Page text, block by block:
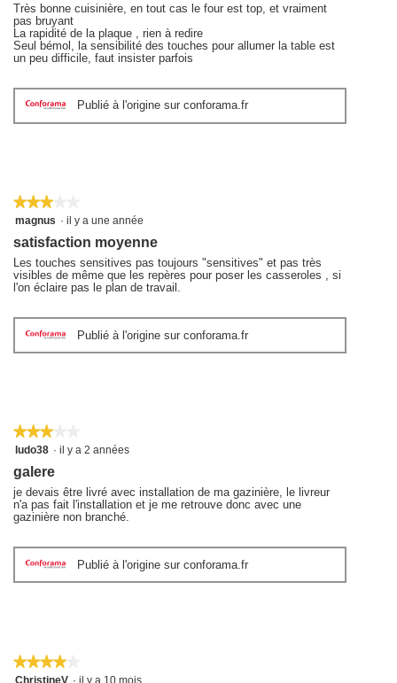
Très bonne cuisinière, en tout cas le four est top, et vraiment
pas bruyant
La rapidité de la plaque , rien à redire
Seul bémol, la sensibilité des touches pour allumer la table est
un peu difficile, faut insister parfois
Publié à l'origine sur conforama.fr
★★★★★
★★★★★
3
5
magnus · il y a une année
satisfaction moyenne
Les touches sensitives pas toujours "sensitives" et pas très
visibles de même que les repères pour poser les casseroles , si
l'on éclaire pas le plan de travail.
Publié à l'origine sur conforama.fr
★★★★★
★★★★★
3
5
ludo38 · il y a 2 années
galere
je devais être livré avec installation de ma gazinière, le livreur
n'a pas fait l'installation et je me retrouve donc avec une
gazinière non branché.
Publié à l'origine sur conforama.fr
★★★★★
★★★★★
4
ChristineV · il y a 10 mois